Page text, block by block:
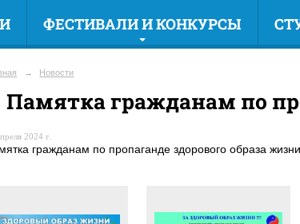
ФЕСТИВАЛИ И КОНКУРСЫ
→ Новости
Памятка гражданам по
2024 г.
гражданам по пропаганде здорового образа жизни